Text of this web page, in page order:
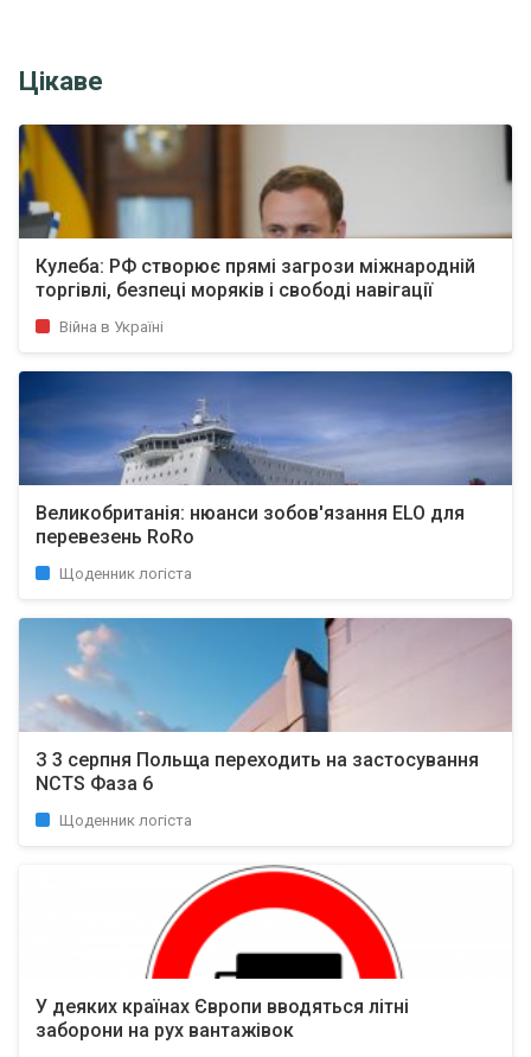
Цікаве
Кулеба: РФ створює прямі загрози міжнародній
торгівлі, безпеці моряків і свободі навігації
Війна в Україні
Великобританія: нюанси зобов'язання ELO для
перевезень RoRo
Щоденник логіста
З 3 серпня Польща переходить на застосування
NCTS Фаза 6
Щоденник логіста
У деяких країнах Європи вводяться літні
заборони на рух вантажівок